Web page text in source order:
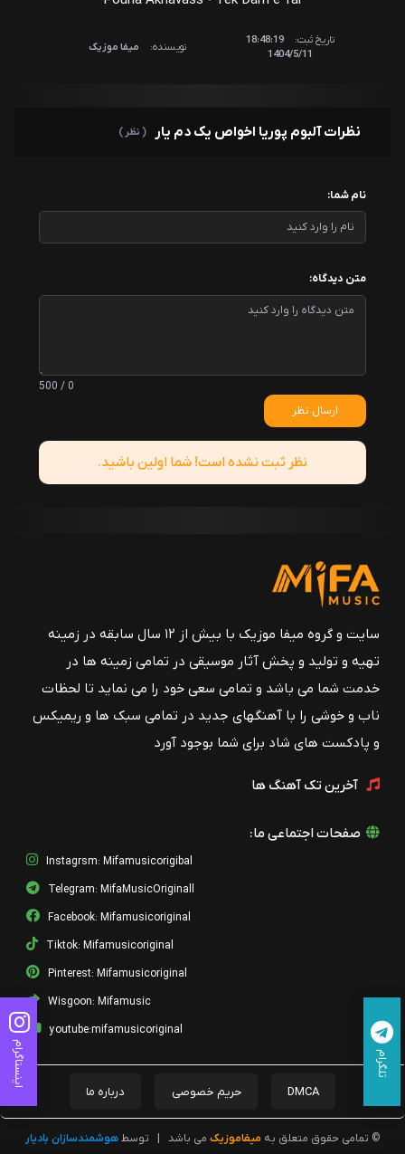
تاریخ ثبت:
18:48:19
1404/5/11
نویسنده: میفا موزیک
نظرات آلبوم پوریا اخواص یک دم یار ( نظر )
نام شما:
متن دیدگاه:
0 / 500
ارسال نظر
نظر ثبت نشده است! شما اولین باشید.
سایت و گروه میفا موزیک با بیش از ۱۲ سال سابقه در زمینه
تهیه و تولید و پخش آثار موسیقی در تمامی زمینه ها در
خدمت شما می باشد و تمامی سعی خود را می نماید تا لحظات
ناب و خوشی را با آهنگهای جدید در تمامی سبک ها و ریمیکس
و پادکست های شاد برای شما بوجود آورد
آخرین تک آهنگ ها
صفحات اجتماعی ما:
Instagrsm: Mifamusicorigibal
Telegram: MifaMusicOriginall
Facebook: Mifamusicoriginal
Tiktok: Mifamusicoriginal
Pinterest: Mifamusicoriginal
Wisgoon: Mifamusic
youtube:mifamusicoriginal
DMCA حریم خصوصی درباره ما
© تمامی حقوق متعلق به میفاموزیک می باشد توسطهوشمندسازان بادیار
اینستاگرام تلگرام